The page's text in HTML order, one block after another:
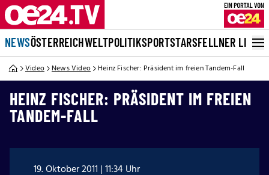
NEWSÖSTERREICHWELTPOLITIKSPORTSTARSFELLNER LIVE
Video News Video Heinz Fischer: Präsident im freien Tandem-Fall
HEINZ FISCHER: PRÄSIDENT IM FREIEN
TANDEM-FALL
19. Oktober 2011 | 11:34 Uhr